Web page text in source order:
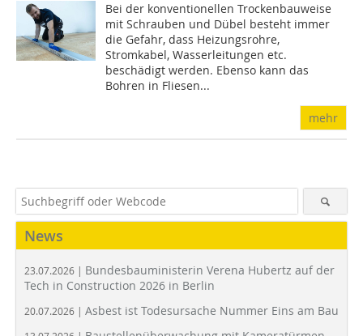
Bei der konventionellen Trockenbauweise
mit Schrauben und Dübel besteht immer
die Gefahr, dass Heizungsrohre,
Stromkabel, Wasserleitungen etc.
beschädigt werden. Ebenso kann das
Bohren in Fliesen...
mehr
News
23.07.2026 | Bundesbauministerin Verena Hubertz auf der
Tech in Construction 2026 in Berlin
20.07.2026 | Asbest ist Todesursache Nummer Eins am Bau